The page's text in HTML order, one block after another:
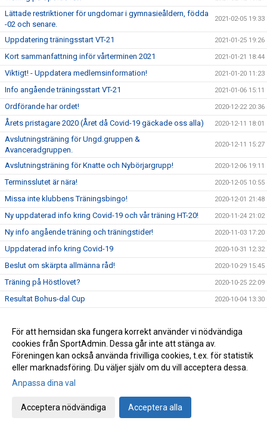
Lättade restriktioner för ungdomar i gymnasieåldern, födda
-02 och senare.
2021-02-05 19:33
Uppdatering träningsstart VT-21 2021-01-25 19:26
Kort sammanfattning inför vårterminen 2021 2021-01-21 18:44
Viktigt! - Uppdatera medlemsinformation! 2021-01-20 11:23
Info angående träningsstart VT-21 2021-01-06 15:11
Ordförande har ordet! 2020-12-22 20:36
Årets pristagare 2020 (Året då Covid-19 gäckade oss alla) 2020-12-11 18:01
Avslutningsträning för Ungd.gruppen &
Avanceradgruppen.
2020-12-11 15:27
Avslutningsträning för Knatte och Nybörjargrupp! 2020-12-06 19:11
Terminsslutet är nära! 2020-12-05 10:55
Missa inte klubbens Träningsbingo! 2020-12-01 21:48
Ny uppdaterad info kring Covid-19 och vår träning HT-20! 2020-11-24 21:02
Ny info angående träning och träningstider! 2020-11-03 17:20
Uppdaterad info kring Covid-19 2020-10-31 12:32
Beslut om skärpta allmänna råd! 2020-10-29 15:45
Träning på Höstlovet? 2020-10-25 22:09
Resultat Bohus-dal Cup 2020-10-04 13:30
Kroppefjällskampen, sönd. 27/9 2020-09-25 13:05
Inställd träning Knatte och Nybörjare! 2020-09-23 22:19
Kenny Kling på besök i Katagruppen! 2020-09-23 09:55
Stort Grattis till nya grader!
Lyckad gradering i Nybörjargruppen!
Start av nybörjargrupper och befintliga grupper HT-20
För att hemsidan ska fungera korrekt använder vi nödvändiga
cookies från SportAdmin. Dessa går inte att stänga av.
Föreningen kan också använda frivilliga cookies, t.ex. för statistik
eller marknadsföring. Du väljer själv om du vill acceptera dessa.
Anpassa dina val
Acceptera nödvändiga Acceptera alla